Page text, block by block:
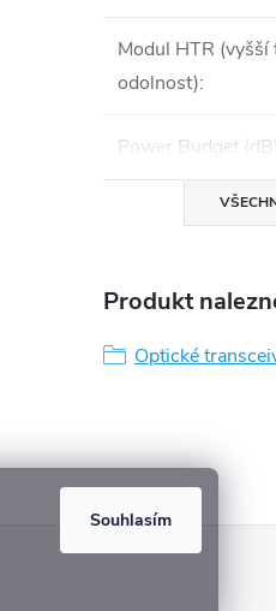
Souhlasím
Modul HTR (vyšší
odolnost):
Power Budget (dB)
Produkt
Optické